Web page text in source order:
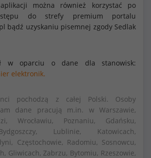
można również korzystać po
do strefy premium portalu
bądź uzyskaniu pisemnej zgody Sedlak
w oparciu o dane dla stanowisk:
elektronik.
pochodzą z całej Polski. Osoby
dane pracują m.in. w Warszawie,
Wrocławiu, Poznaniu, Gdańsku,
Lublinie, Katowicach,
Częstochowie, Radomiu, Sosnowcu,
Gliwicach, Zabrzu, Bytomiu, Rzeszowie,